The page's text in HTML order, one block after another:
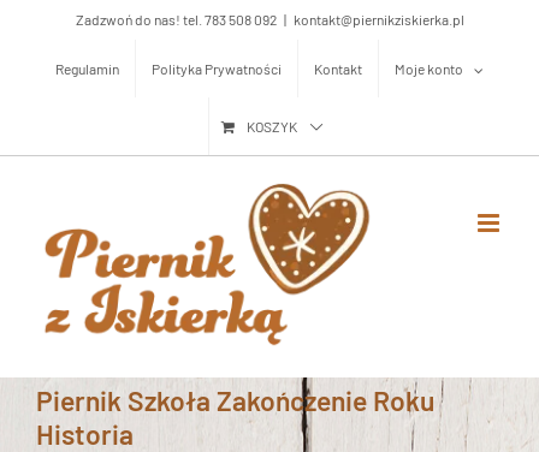
zawartości
Zadzwoń do nas! tel. 783 508 092 | kontakt@piernikziskierka.pl
Regulamin Polityka Prywatności Kontakt Moje konto
KOSZYK
Piernik Szkoła Zakończenie Roku
Historia